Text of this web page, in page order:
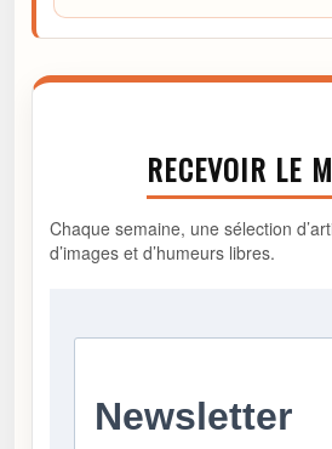
RECEVOIR LE
Chaque semaine, une sélection
d’images et d’humeurs libres.